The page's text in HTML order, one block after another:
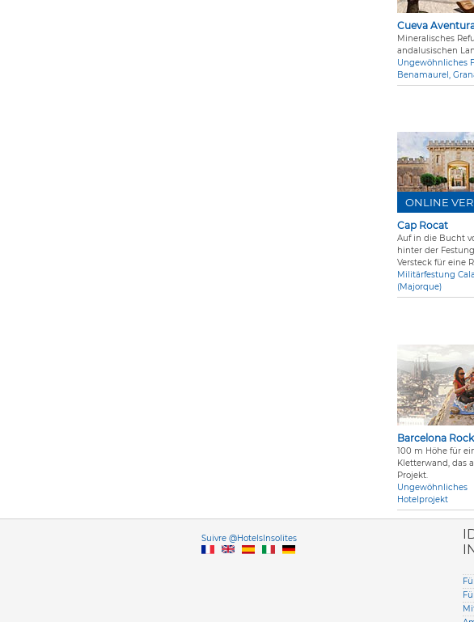
Cueva
Mineralisches
andalusischen
Ungewöhnliches
Benamaurel,
Cap Rocat
Auf in die Bucht
hinter der
Versteck für eine
Militärfestung
(Majorque)
ONLINE
Barcelona
100 m Höhe für
Kletterwand, das
Projekt.
Ungewöhnliches
Hotelprojekt
Suivre @HotelsInsolitesVersione